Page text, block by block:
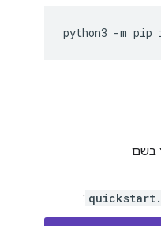
python3 -m pip
בשם
: